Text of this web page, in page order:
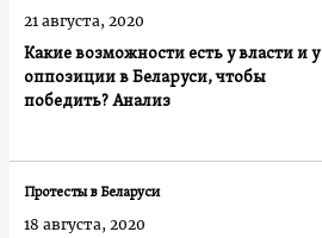
Какие возможности есть у власти и у
оппозиции в Беларуси, чтобы
победить? Анализ
21 августа, 2020
Протесты в Беларуси
18 августа, 2020